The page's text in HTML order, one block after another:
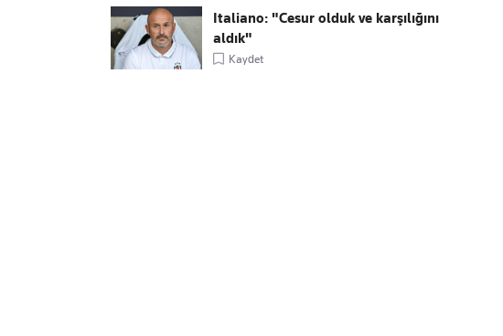
Italiano: "Cesur olduk ve karşılığını
aldık"
Kaydet